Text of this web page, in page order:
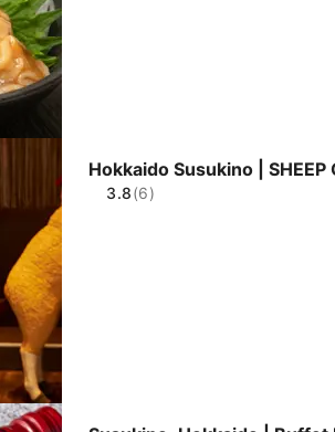
Hokkaido Susukino |
3.8(6)